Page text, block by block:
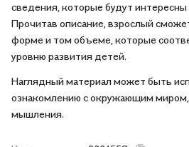
сведения, которые будут
Прочитав описание, взрослый
форме и том объеме, которые
уровню развития детей.
Наглядный материал может быть
ознакомлению с окружающим миром,
мышления.